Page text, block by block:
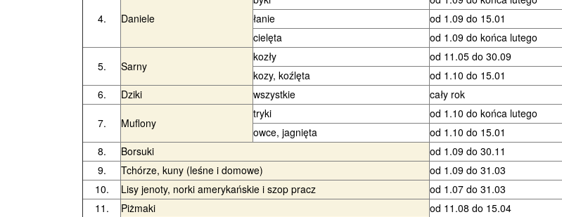
4. Daniele
łanie
od 1.09 do 15.01
cielęta
od 1.09 do końca lutego
5. Sarny
kozły
od 11.05 do 30.09
kozy, koźlęta
od 1.10 do 15.01
6.
Dziki wszystkie cały rok
7. Muflony
tryki
od 1.10 do końca lutego
owce, jagnięta
od 1.10 do 15.01
8.
Borsuki
od 1.09 do 30.11
9.
Tchórze, kuny (leśne i domowe)
od 1.09 do 31.03
10.
Lisy jenoty, norki amerykańskie i szop pracz
od 1.07 do 31.03
11.
Piżmaki
od 11.08 do 15.04